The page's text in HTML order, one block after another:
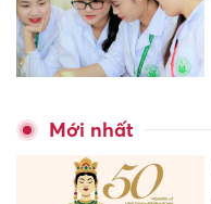
Mới nhất